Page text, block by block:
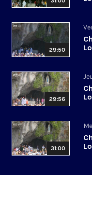
29:50
29:56
31:00